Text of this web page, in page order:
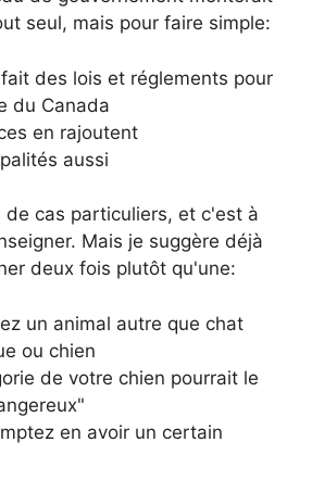
seul, mais pour faire simple:
des lois et réglements pour
du Canada
en rajoutent
aussi
de cas particuliers, et c'est à
Mais je suggère déjà
deux fois plutôt qu'une:
un animal autre que chat
ou chien
de votre chien pourrait le
en avoir un certain